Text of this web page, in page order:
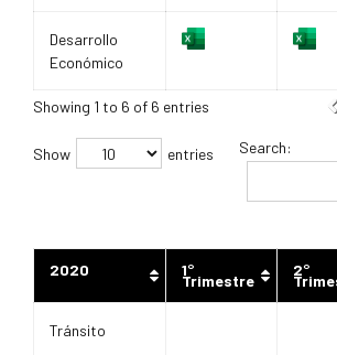
Desarrollo
Económico
Showing 1 to 6 of 6 entries
Show entries Search:
2020 1°
Trimestre
2°
Tránsito